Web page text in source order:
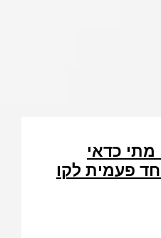
כדאי
פעמית לקו